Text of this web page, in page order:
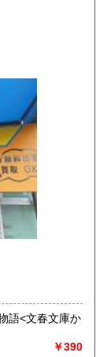
、レコード、
買い取りがで
。
語<文春文庫か
￥390